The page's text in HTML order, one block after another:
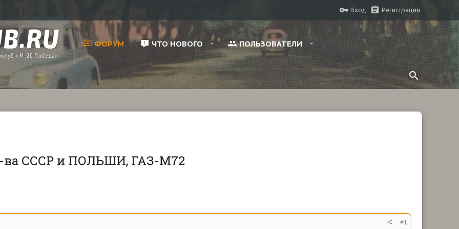
Вход Регистрация
ФОРУМ ЧТО НОВОГО ПОЛЬЗОВАТЕЛИ
СССР и ПОЛЬШИ, ГАЗ-М72
#1